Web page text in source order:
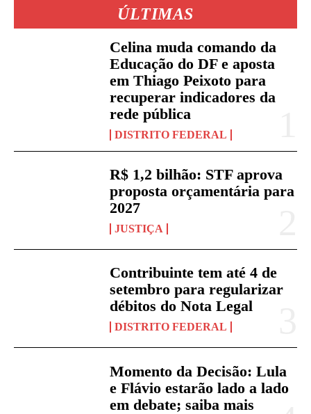
ÚLTIMAS
Celina muda comando da
Educação do DF e aposta
em Thiago Peixoto para
recuperar indicadores da
rede pública
DISTRITO FEDERAL
R$ 1,2 bilhão: STF aprova
proposta orçamentária para
2027
JUSTIÇA
Contribuinte tem até 4 de
setembro para regularizar
débitos do Nota Legal
DISTRITO FEDERAL
Momento da Decisão: Lula
e Flávio estarão lado a lado
em debate; saiba mais